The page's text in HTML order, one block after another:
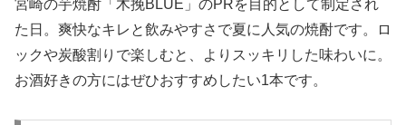
宮崎の芋焼酎「木挽BLUE」のPRを目的として制定され
た日。爽快なキレと飲みやすさで夏に人気の焼酎です。ロ
ックや炭酸割りで楽しむと、よりスッキリした味わいに。
お酒好きの方にはぜひおすすめしたい1本です。